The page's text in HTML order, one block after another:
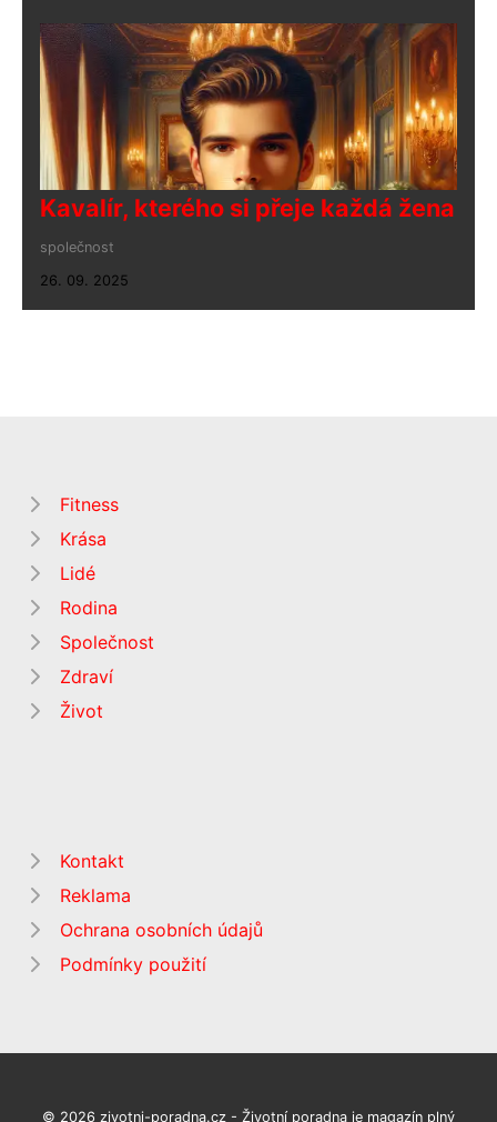
Kavalír, kterého si přeje každá žena
společnost
26. 09. 2025
Fitness
Krása
Lidé
Rodina
Společnost
Zdraví
Život
Kontakt
Reklama
Ochrana osobních údajů
Podmínky použití
© 2026 zivotni-poradna.cz - Životní poradna je magazín plný